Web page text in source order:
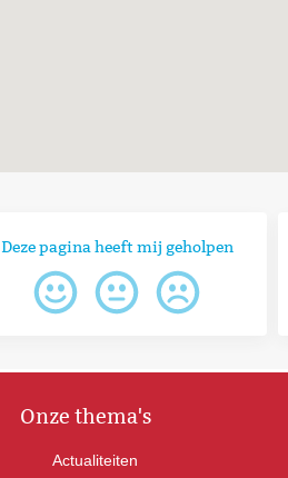
Deze pagina heeft mij geholpen
Onze thema's
Actualiteiten